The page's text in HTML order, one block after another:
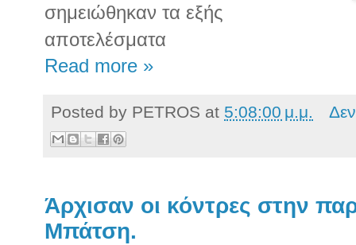
σημειώθηκαν τα εξής
αποτελέσματα
Read more »
Posted by PETROS at 5:08:00 μ.μ.
Άρχισαν οι κόντρες στην
Μπάτση.